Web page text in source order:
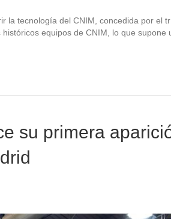
la tecnología del CNIM, concedida por el
equipos de CNIM, lo que
su primera